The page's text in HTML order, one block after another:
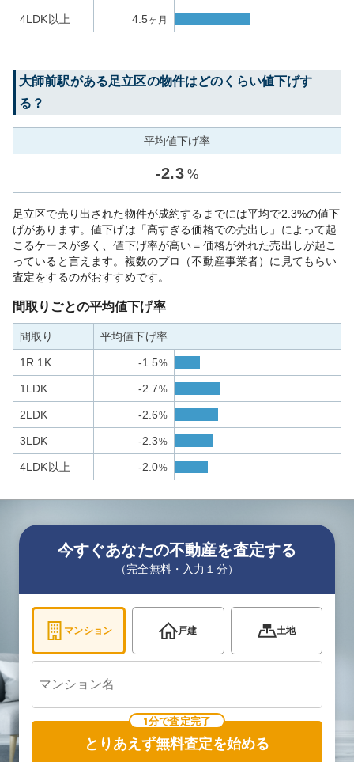
4LDK以上 4.5ヶ月
大師前駅がある足立区の物件はどのくらい値下げす
る？
平均値下げ率
-2.3 %
足立区で売り出された物件が成約するまでには平均で2.3%の値下
げがあります。値下げは「高すぎる価格での売出し」によって起
こるケースが多く、値下げ率が高い＝価格が外れた売出しが起こ
っていると言えます。複数のプロ（不動産事業者）に見てもらい
査定をするのがおすすめです。
間取りごとの平均値下げ率
間取り 平均値下げ率
1R 1K -1.5%
1LDK -2.7%
2LDK -2.6%
3LDK -2.3%
4LDK以上 -2.0%
今すぐあなたの不動産を査定する
（完全無料・入力１分）
マンション 戸建 土地
1分で査定完了
とりあえず無料査定を始める